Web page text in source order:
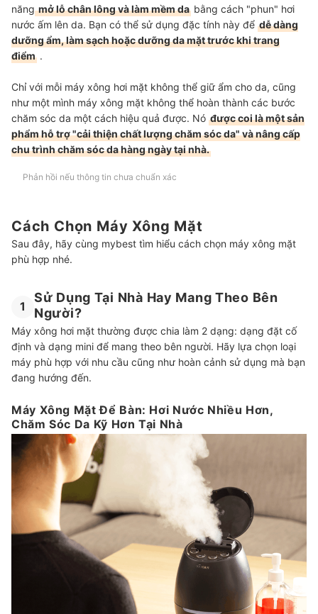
năngmở lỗ chân lông và làm mềm da bằng cách "phun" hơi
nước ấm lên da. Bạn có thể sử dụng đặc tính này để dễ dàng
dưỡng ẩm, làm sạch hoặc dưỡng da mặt trước khi trang
điểm .
Chỉ với mỗi máy xông hơi mặt không thể giữ ẩm cho da, cũng
như một mình máy xông mặt không thể hoàn thành các bước
chăm sóc da một cách hiệu quả được. Nó được coi là một sản
phẩm hỗ trợ "cải thiện chất lượng chăm sóc da" và nâng cấp
chu trình chăm sóc da hàng ngày tại nhà.
Phản hồi nếu thông tin chưa chuẩn xác
Cách Chọn Máy Xông Mặt
Sau đây, hãy cùng mybest tìm hiểu cách chọn máy xông mặt
phù hợp nhé.
1
Sử Dụng Tại Nhà Hay Mang Theo Bên
Người?
Máy xông hơi mặt thường được chia làm 2 dạng: dạng đặt cố
định và dạng mini để mang theo bên người. Hãy lựa chọn loại
máy phù hợp với nhu cầu cũng như hoàn cảnh sử dụng mà bạn
đang hướng đến.
Máy Xông Mặt Để Bàn: Hơi Nước Nhiều Hơn,
Chăm Sóc Da Kỹ Hơn Tại Nhà